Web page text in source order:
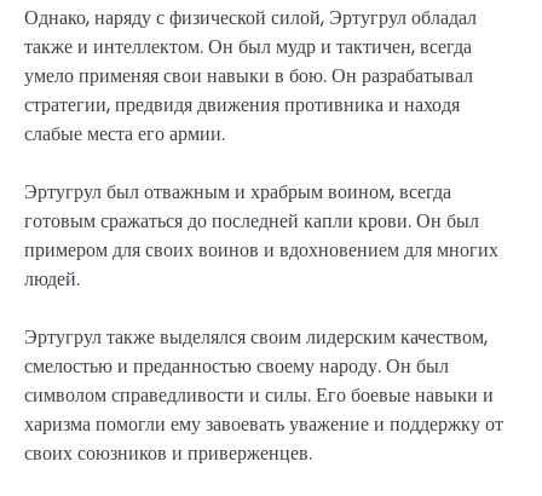
Однако, наряду с физической силой, Эртугрул обладал
также и интеллектом. Он был мудр и тактичен, всегда
умело применяя свои навыки в бою. Он разрабатывал
стратегии, предвидя движения противника и находя
слабые места его армии.
Эртугрул был отважным и храбрым воином, всегда
готовым сражаться до последней капли крови. Он был
примером для своих воинов и вдохновением для многих
людей.
Эртугрул также выделялся своим лидерским качеством,
смелостью и преданностью своему народу. Он был
символом справедливости и силы. Его боевые навыки и
харизма помогли ему завоевать уважение и поддержку от
своих союзников и приверженцев.